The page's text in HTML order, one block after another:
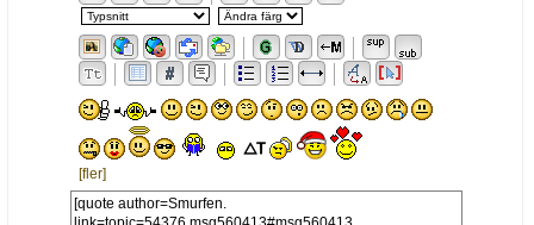
[fler]